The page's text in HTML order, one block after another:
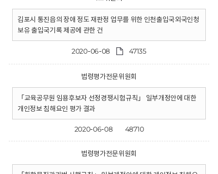
김포시 통진읍의 장애 정도 재판정 업무를 위한 인천출입국외국인청
보유 출입국기록 제공에 관한 건
2020-06-08 47135
법령평가전문위원회
「교육공무원 임용후보자 선정경쟁시험규칙」 일부개정안에 대한
개인정보 침해요인 평가 결과
2020-06-08 48710
법령평가전문위원회